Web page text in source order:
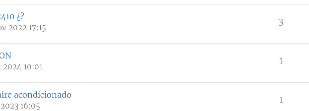
¿?
2022 17:15
3
2024 10:01
1
acondicionado
16:05
1